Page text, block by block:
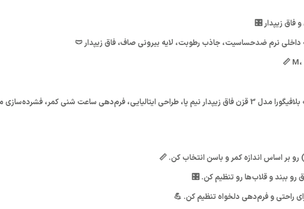
داخلی نرم ضدحساسیت، جاذب رطوبت، لایه بیرونی صاف، فاق زیپدار 🩲
: گن ساعت شنی زنانه بلافیگورا مدل 3 قزن فاق زیپدار نیم پا، طراحی ایتالیایی، فرم‌دهی ساعت
رو ببند و قلاب‌ها رو تنظیم کن. 🎛️